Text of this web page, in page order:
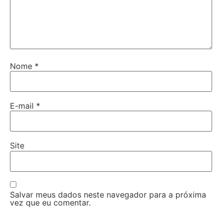
Nome *
E-mail *
Site
Salvar meus dados neste navegador para a próxima
vez que eu comentar.